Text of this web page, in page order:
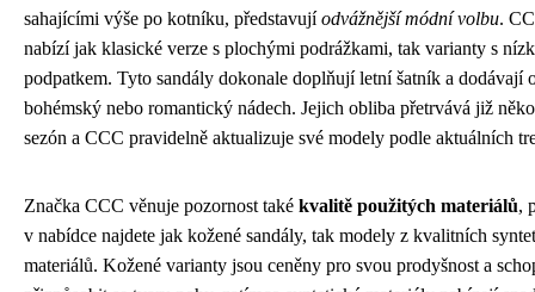
sahajícími výše po kotníku, představujíodvážnější módní volbu.
nabízí jak klasické verze s plochými podrážkami, tak varianty s
podpatkem. Tyto sandály dokonale doplňují letní šatník a dodávají
bohémský nebo romantický nádech. Jejich obliba přetrvává již
sezón a CCC pravidelně aktualizuje své modely podle aktuálních
Značka CCC věnuje pozornost také kvalitě použitých materiálů,
v nabídce najdete jak kožené sandály, tak modely z kvalitních
materiálů. Kožené varianty jsou ceněny pro svou prodyšnost a